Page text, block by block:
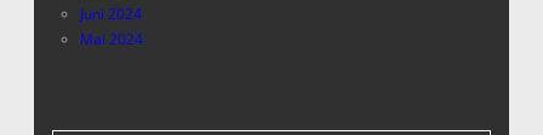
Juni 2024
Mai 2024